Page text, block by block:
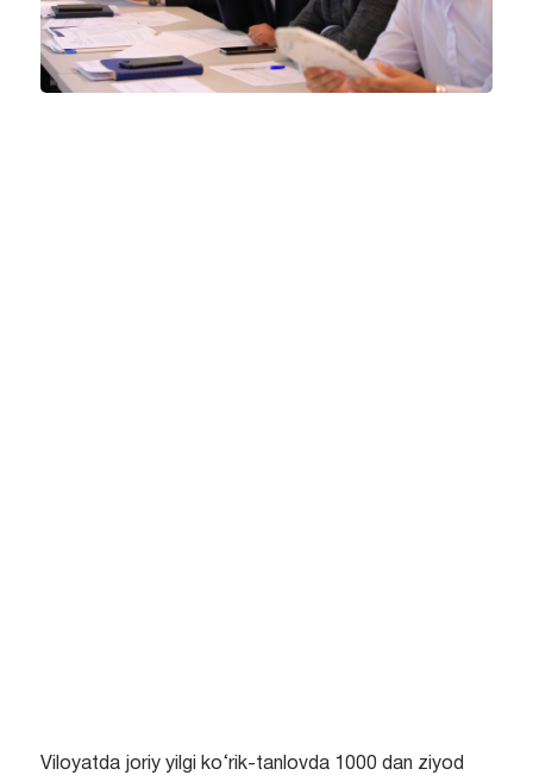
Viloyatda joriy yilgi ko‘rik-tanlovda 1000 dan ziyod